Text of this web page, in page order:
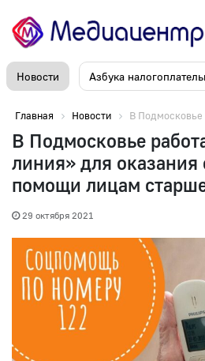
Новости Азбука
Главная Новости В Подмосковье
В Подмосковье
линия» для оказания
помощи лицам
29 октября 2021